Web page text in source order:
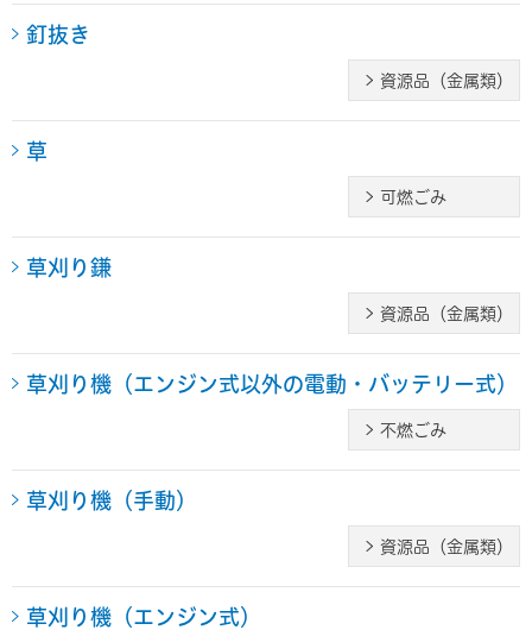
釘抜き
資源品（金属類）
草
可燃ごみ
草刈り鎌
資源品（金属類）
草刈り機（エンジン式以外の電動・バッテリー式）
不燃ごみ
草刈り機（手動）
資源品（金属類）
草刈り機（エンジン式）